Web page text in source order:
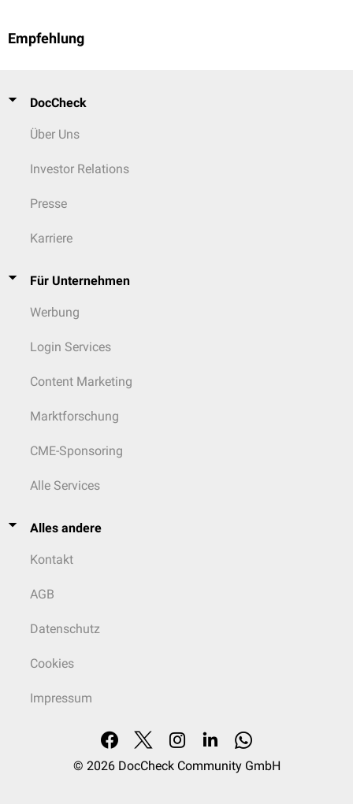
Empfehlung
DocCheck
Über Uns
Investor Relations
Presse
Karriere
Für Unternehmen
Werbung
Login Services
Content Marketing
Marktforschung
CME-Sponsoring
Alle Services
Alles andere
Kontakt
AGB
Datenschutz
Cookies
Impressum
© 2026 DocCheck Community GmbH